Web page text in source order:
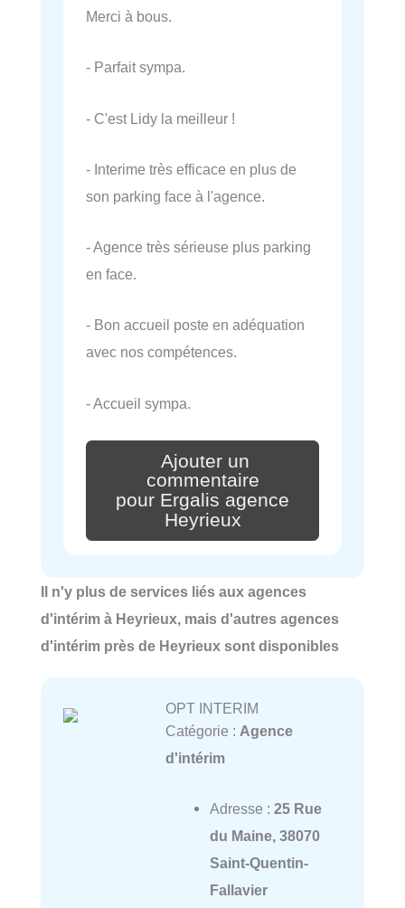
Merci à bous.
- Parfait sympa.
- C'est Lidy la meilleur !
- Interime très efficace en plus de
son parking face à l'agence.
- Agence très sérieuse plus parking
en face.
- Bon accueil poste en adéquation
avec nos compétences.
- Accueil sympa.
Ajouter un
commentaire
pour Ergalis agence
Heyrieux
Il n'y plus de services liés aux agences
d'intérim à Heyrieux, mais d'autres agences
d'intérim près de Heyrieux sont disponibles
OPT INTERIM
Catégorie : Agence
d'intérim
Adresse : 25 Rue
du Maine, 38070
Saint-Quentin-
Fallavier